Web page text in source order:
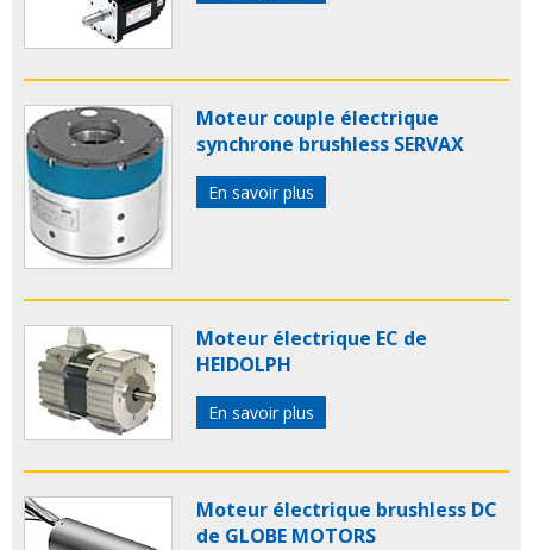
Moteur couple électrique
synchrone brushless SERVAX
En savoir plus
Moteur électrique EC de
HEIDOLPH
En savoir plus
Moteur électrique brushless DC
de GLOBE MOTORS